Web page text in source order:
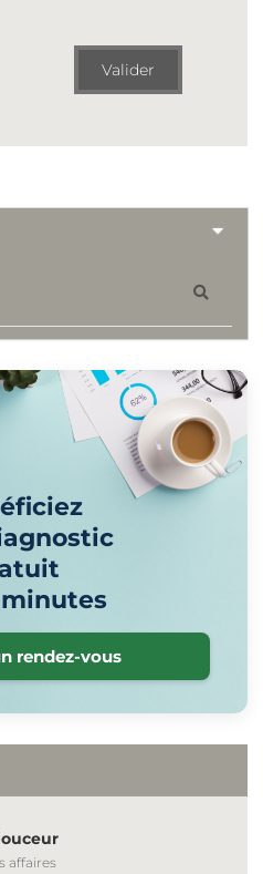
Valider
rendez-vous
affaires